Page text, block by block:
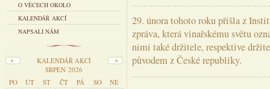
O VĚCECH OKOLO
KALENDÁŘ AKCÍ
NAPSALI NÁM
KALENDÁŘ AKCÍ
SRPEN 2026
PO
ÚT ST ČT PÁ SO NE
29. února tohoto roku přišla z
zpráva, která vinařskému světu
nimi také držitele, respektive
původem z České republiky.